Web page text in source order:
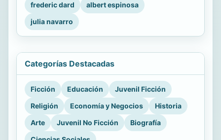
frederic dard
albert espinosa
julia navarro
Categorías Destacadas
Ficción Educación
Juvenil Ficción
Religión
Economía y Negocios
Historia
Arte
Juvenil No Ficción
Biografía